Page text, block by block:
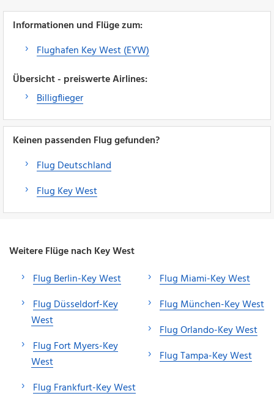
Informationen und Flüge zum:
Flughafen Key West (EYW)
Übersicht - preiswerte Airlines:
Billigflieger
Keinen passenden Flug gefunden?
Flug Deutschland
Flug Key West
Weitere Flüge nach Key West
Flug Berlin-Key West
Flug Düsseldorf-Key
West
Flug Fort Myers-Key
West
Flug Frankfurt-Key West
Flug Miami-Key West
Flug München-Key West
Flug Orlando-Key West
Flug Tampa-Key West